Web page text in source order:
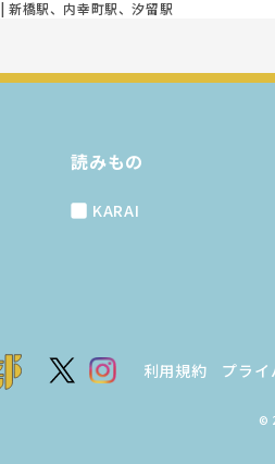
|新橋駅、 内幸町駅、汐留駅
読みもの
KARAI
利用規約 プライ
©